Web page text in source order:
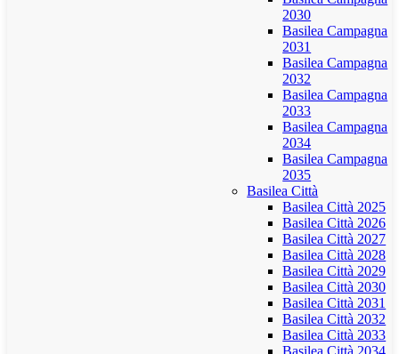
2030
Basilea Campagna
2031
Basilea Campagna
2032
Basilea Campagna
2033
Basilea Campagna
2034
Basilea Campagna
2035
Basilea Città
Basilea Città 2025
Basilea Città 2026
Basilea Città 2027
Basilea Città 2028
Basilea Città 2029
Basilea Città 2030
Basilea Città 2031
Basilea Città 2032
Basilea Città 2033
Basilea Città 2034